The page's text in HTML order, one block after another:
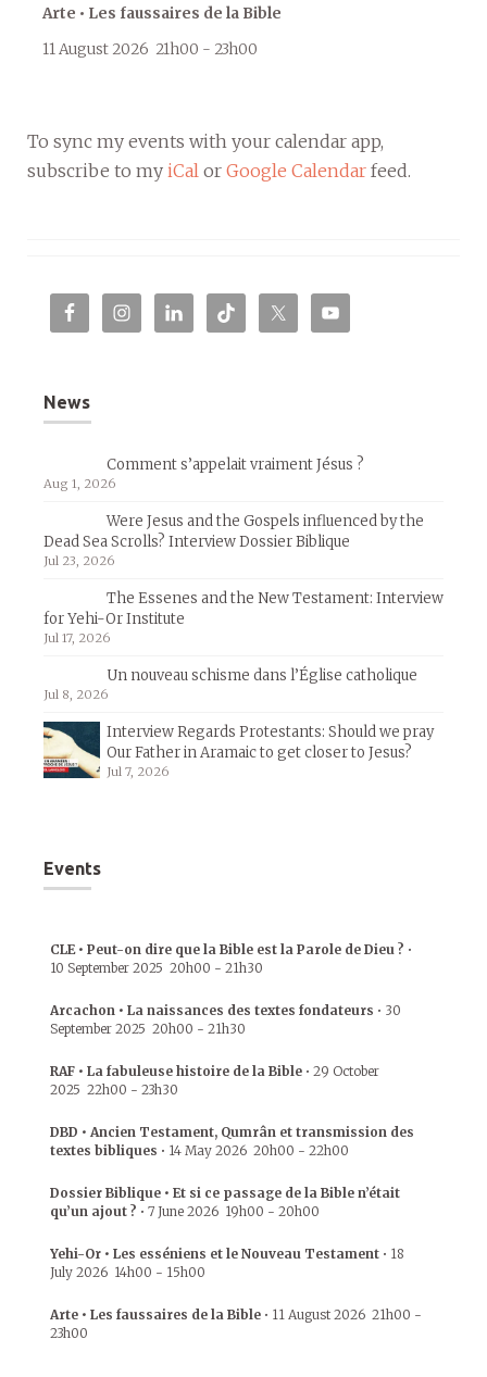
Arte • Les faussaires de la Bible
11 August 2026 21h00 - 23h00
To sync my events with your calendar app,
subscribe to my iCal or Google Calendar feed.
News
Comment s’appelait vraiment Jésus ?
Aug 1, 2026
Were Jesus and the Gospels influenced by the
Dead Sea Scrolls? Interview Dossier Biblique
Jul 23, 2026
The Essenes and the New Testament: Interview
for Yehi-Or Institute
Jul 17, 2026
Un nouveau schisme dans l’Église catholique
Jul 8, 2026
Interview Regards Protestants: Should we pray
Our Father in Aramaic to get closer to Jesus?
Jul 7, 2026
Events
CLE • Peut-on dire que la Bible est la Parole de Dieu ? •
10 September 2025 20h00 - 21h30
Arcachon • La naissances des textes fondateurs • 30
September 2025 20h00 - 21h30
RAF • La fabuleuse histoire de la Bible • 29 October
2025 22h00 - 23h30
DBD • Ancien Testament, Qumrân et transmission des
textes bibliques • 14 May 2026 20h00 - 22h00
Dossier Biblique • Et si ce passage de la Bible n’était
qu’un ajout ? • 7 June 2026 19h00 - 20h00
Yehi-Or • Les esséniens et le Nouveau Testament • 18
July 2026 14h00 - 15h00
Arte • Les faussaires de la Bible • 11 August 2026 21h00 -
23h00